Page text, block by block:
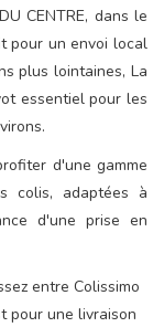
CENTRE, dans le
pour un envoi local
plus lointaines, La
essentiel pour les
d'une gamme
colis, adaptées à
d'une prise en
entre Colissimo
pour une livraison